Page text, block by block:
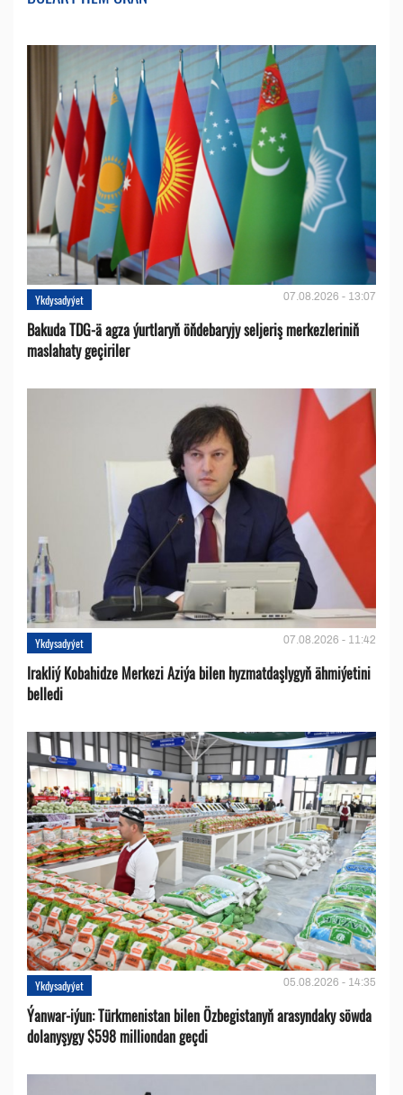
Ykdysadyýet 07.08.2026 - 13:07
Bakuda TDG-ä agza ýurtlaryň öňdebaryjy seljeriş merkezleriniň
maslahaty geçiriler
Ykdysadyýet 07.08.2026 - 11:42
Irakliý Kobahidze Merkezi Aziýa bilen hyzmatdaşlygyň ähmiýetini
belledi
Ykdysadyýet 05.08.2026 - 14:35
Ýanwar-iýun: Türkmenistan bilen Özbegistanyň arasyndaky söwda
dolanyşygy $598 milliondan geçdi